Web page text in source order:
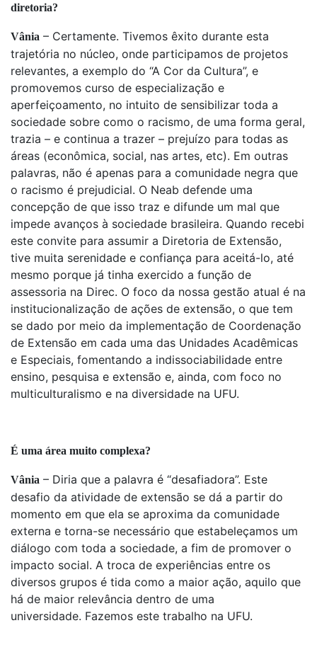
diretoria?
Vânia – Certamente. Tivemos êxito durante esta
trajetória no núcleo, onde participamos de projetos
relevantes, a exemplo do “A Cor da Cultura”, e
promovemos curso de especialização e
aperfeiçoamento, no intuito de sensibilizar toda a
sociedade sobre como o racismo, de uma forma geral,
trazia – e continua a trazer – prejuízo para todas as
áreas (econômica, social, nas artes, etc). Em outras
palavras, não é apenas para a comunidade negra que
o racismo é prejudicial. O Neab defende uma
concepção de que isso traz e difunde um mal que
impede avanços à sociedade brasileira. Quando recebi
este convite para assumir a Diretoria de Extensão,
tive muita serenidade e confiança para aceitá-lo, até
mesmo porque já tinha exercido a função de
assessoria na Direc. O foco da nossa gestão atual é na
institucionalização de ações de extensão, o que tem
se dado por meio da implementação de Coordenação
de Extensão em cada uma das Unidades Acadêmicas
e Especiais, fomentando a indissociabilidade entre
ensino, pesquisa e extensão e, ainda, com foco no
multiculturalismo e na diversidade na UFU.
É uma área muito complexa?
Vânia – Diria que a palavra é “desafiadora”. Este
desafio da atividade de extensão se dá a partir do
momento em que ela se aproxima da comunidade
externa e torna-se necessário que estabeleçamos um
diálogo com toda a sociedade, a fim de promover o
impacto social. A troca de experiências entre os
diversos grupos é tida como a maior ação, aquilo que
há de maior relevância dentro de uma
universidade. Fazemos este trabalho na UFU.